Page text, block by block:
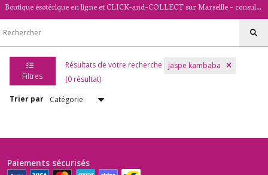
Boutique ésotérique en ligne et CLICK-and-COLLECT sur Marseille - consultation de voyance par mail - livret numérologique (13/PACA)
Filtres
Résultats de votre recherche
jaspe kambaba
(0 résultat)
Trier par
Paiements sécurisés